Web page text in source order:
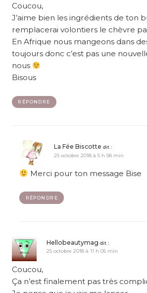
Coucou,
J’aime bien les ingrédients de ton
remplacerai volontiers le chèvre
En Afrique nous mangeons dans
toujours donc c’est pas une
nous
Bisous
RÉPONDRE
La Fée Biscotte dit :
25 octobre 2018 à 5 h 58 min
Merci pour ton message Bise
RÉPONDRE
Hellobeautymag dit :
25 octobre 2018 à 11 h 05 min
Coucou,
Ça n’est finalement pas très